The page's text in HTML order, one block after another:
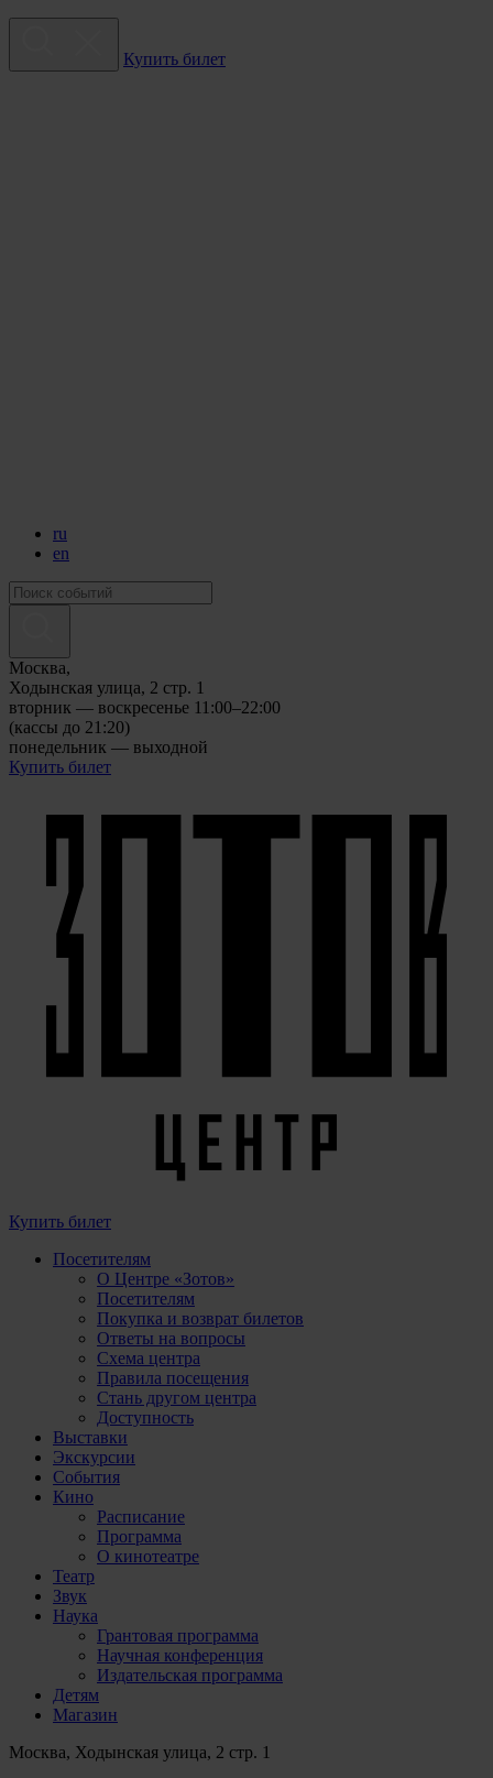
Купить билет
ru
en
Москва,
Ходынская улица, 2 стр. 1
вторник — воскресенье 11:00–22:00
(кассы до 21:20)
понедельник — выходной
Купить билет
Купить билет
Посетителям
О Центре «Зотов»
Посетителям
Покупка и возврат билетов
Ответы на вопросы
Схема центра
Правила посещения
Стань другом центра
Доступность
Выставки
Экскурсии
События
Кино
Расписание
Программа
О кинотеатре
Театр
Звук
Наука
Грантовая программа
Научная конференция
Издательская программа
Детям
Магазин
Москва, Ходынская улица, 2 стр. 1